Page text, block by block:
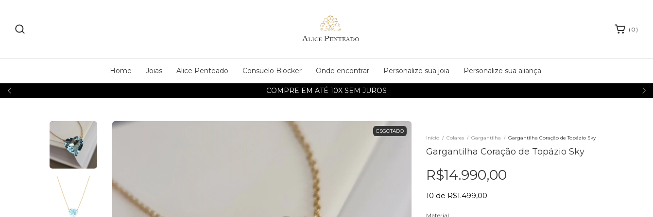
COMPRE EM ATÉ 10X SEM JUROS
( 0 )
Home Joias Alice Penteado Consuelo Blocker Onde encontrar Personalize sua joia Personalize sua aliança
ESGOTADO
Início / Colares / Gargantilha / Gargantilha Coração de Topázio Sky
Gargantilha Coração de Topázio Sky
R$14.990,00
10 de R$1.499,00
Material